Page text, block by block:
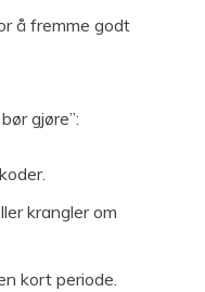
å fremme godt
gjøre”:
krangler om
kort periode.